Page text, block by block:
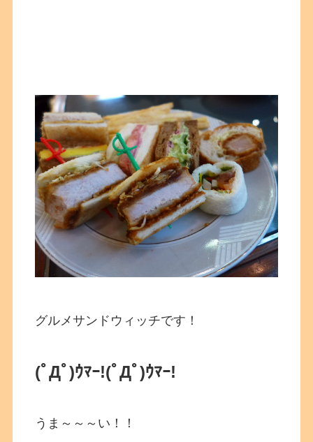
グルメサンドウィッチです！
(ﾟДﾟ)ｳﾏｰ!(ﾟДﾟ)ｳﾏｰ!
うま～～～い！！